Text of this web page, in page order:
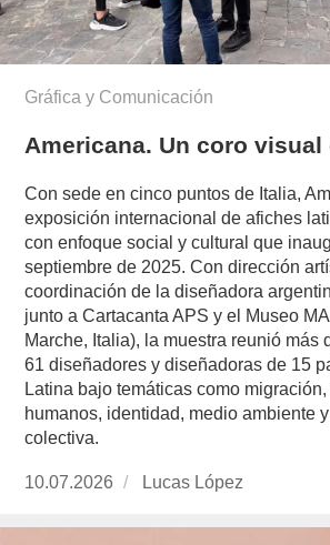
Gráfica y Comunicación
Americana. Un coro
Con sede en cinco puntos de Italia,
exposición internacional de afiches
con enfoque social y cultural que
septiembre de 2025. Con dirección
coordinación de la diseñadora
junto a Cartacanta APS y el Museo
Marche, Italia), la muestra reunió más
61 diseñadores y diseñadoras de 15
Latina bajo temáticas como
humanos, identidad, medio ambiente
colectiva.
Publicado
10.07.2026
https://
Lucas López